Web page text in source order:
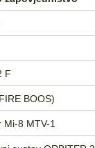
F
BOOS)
8 MTV-1